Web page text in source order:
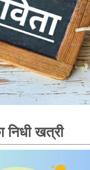
निधी खत्री